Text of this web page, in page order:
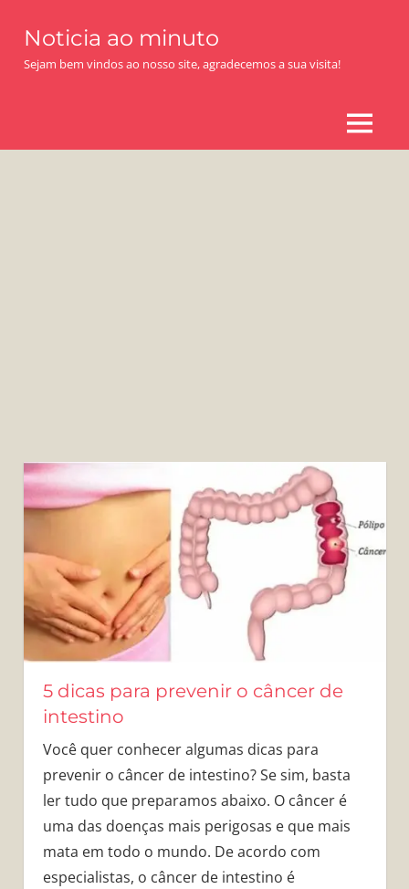
content
Noticia ao minuto
Sejam bem vindos ao nosso site, agradecemos a sua visita!
MENU
5 dicas para prevenir o câncer de
intestino
Você quer conhecer algumas dicas para
prevenir o câncer de intestino? Se sim, basta
ler tudo que preparamos abaixo. O câncer é
uma das doenças mais perigosas e que mais
mata em todo o mundo. De acordo com
especialistas, o câncer de intestino é